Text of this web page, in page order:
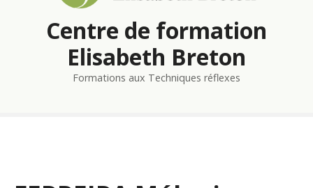
Centre de formation
Elisabeth Breton
Formations aux Techniques réflexes